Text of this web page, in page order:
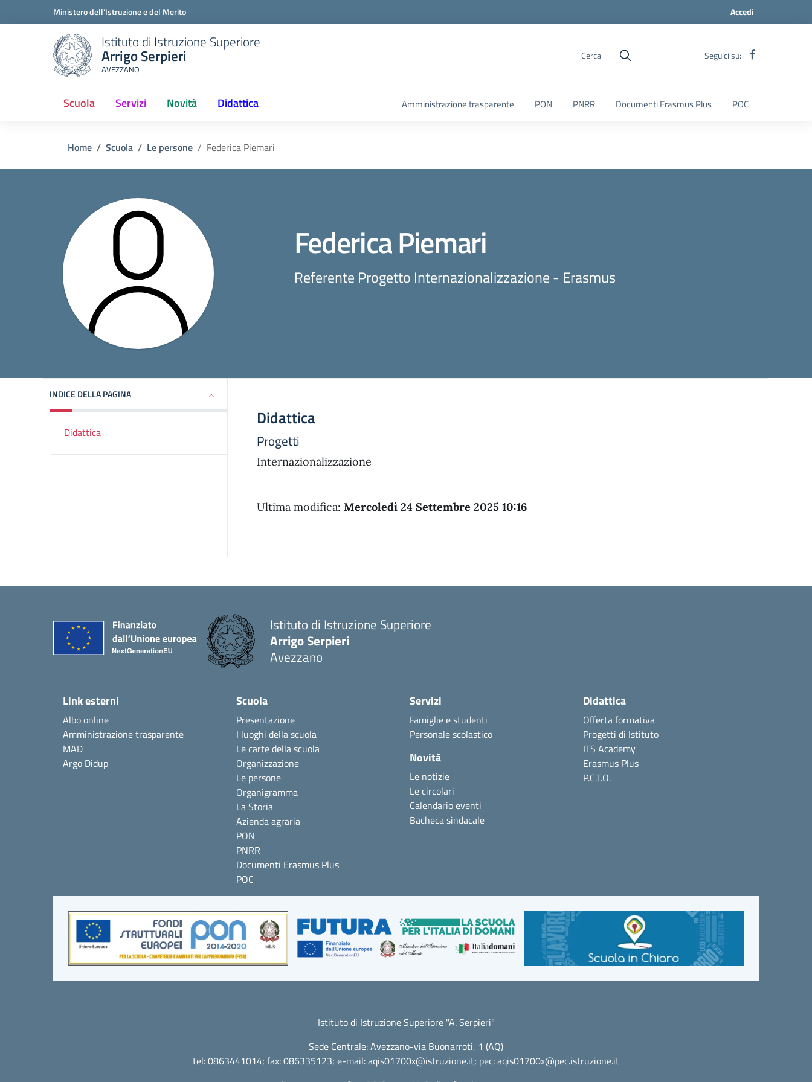
Ministero dell'Istruzione e del Merito Accedi
Istituto di Istruzione Superiore
Arrigo Serpieri
AVEZZANO
Cerca Seguici su:
Scuola
(current) Servizi Novità Didattica Amministrazione trasparente PON PNRR Documenti Erasmus Plus POC
Home Scuola Le persone Federica Piemari
Federica Piemari
Referente Progetto Internazionalizzazione - Erasmus
INDICE DELLA PAGINA
Didattica
Didattica
Progetti
Internazionalizzazione
Ultima modifica: Mercoledì 24 Settembre 2025 10:16
Istituto di Istruzione Superiore
Arrigo Serpieri
Avezzano
Link esterni
Albo online
Amministrazione trasparente
MAD
Argo Didup
Scuola
Presentazione
I luoghi della scuola
Le carte della scuola
Organizzazione
Le persone
Organigramma
La Storia
Azienda agraria
PON
PNRR
Documenti Erasmus Plus
POC
Servizi
Famiglie e studenti
Personale scolastico
Novità
Le notizie
Le circolari
Calendario eventi
Bacheca sindacale
Didattica
Offerta formativa
Progetti di Istituto
ITS Academy
Erasmus Plus
P.C.T.O.
Istituto di Istruzione Superiore "A. Serpieri"
Sede Centrale: Avezzano-via Buonarroti, 1 (AQ)
tel: 0863441014; fax: 086335123; e-mail:aqis01700x@istruzione.it; pec:aqis01700x@pec.istruzione.it